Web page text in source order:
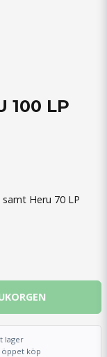
100 LP
Heru 70 LP
lager
öppet köp